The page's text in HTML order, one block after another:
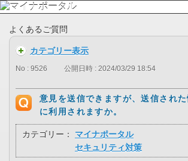
よくあるご質問
カテゴリー表示
No : 9526 公開日時 : 2024/03/29 18:54
意見を送信できますが、送信され
に利用されますか。
カテゴリー：
マイナポータル
セキュリティ対策